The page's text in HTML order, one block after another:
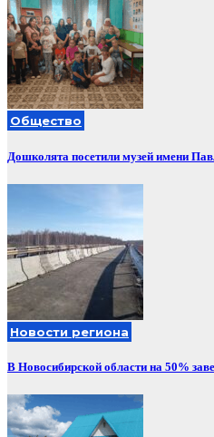
Общество
Дошколята посетили музей имени
Новости региона
В Новосибирской области на 50%